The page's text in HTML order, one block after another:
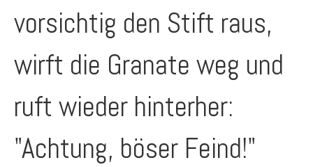
vorsichtig den Stift raus,
wirft die Granate weg und
ruft wieder hinterher:
"Achtung, böser Feind!"